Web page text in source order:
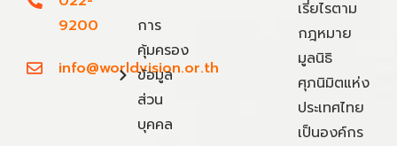
9200
info@worldvision.or.th
การ
คุ้มครอง
ข้อมูล
ส่วน
บุคคล
เรี่ยไรตาม
กฎหมาย
มูลนิธิ
ศุภนิมิตแห่ง
ประเทศไทย
เป็นองค์กร